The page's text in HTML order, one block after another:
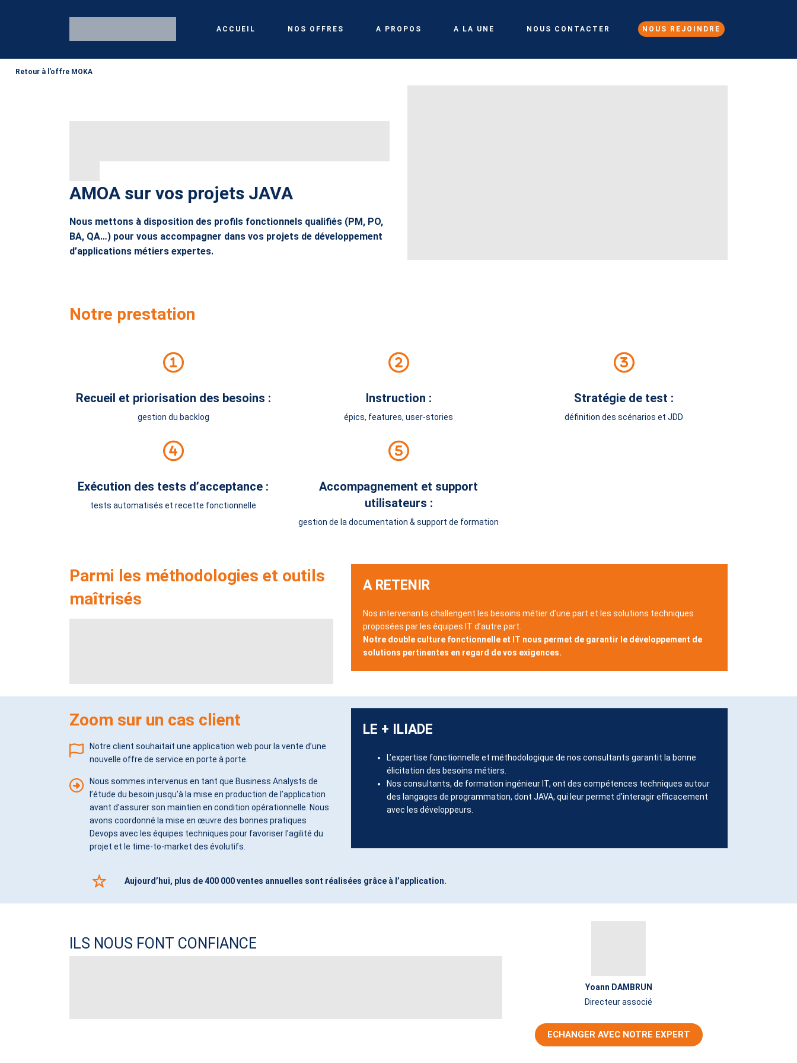
ACCUEIL NOS OFFRES A PROPOS A LA UNE NOUS CONTACTER NOUS REJOINDRE
Retour à l'offre MOKA
AMOA sur vos projets JAVA
Nous mettons à disposition des profils fonctionnels qualifiés (PM, PO,
BA, QA…) pour vous accompagner dans vos projets de développement
d’applications métiers expertes.
Notre prestation
Recueil et priorisation des besoins :
gestion du backlog
Instruction :
épics, features, user-stories
Stratégie de test :
définition des scénarios et JDD
Exécution des tests d’acceptance :
tests automatisés et recette fonctionnelle
Accompagnement et support
utilisateurs :
gestion de la documentation & support de formation
Parmi les méthodologies et outils
maîtrisés
A RETENIR
Nos intervenants challengent les besoins métier d’une part et les solutions techniques
proposées par les équipes IT d’autre part.
Notre double culture fonctionnelle et IT nous permet de garantir le développement de
solutions pertinentes en regard de vos exigences.
Zoom sur un cas client
Notre client souhaitait une application web pour la vente d’une
nouvelle offre de service en porte à porte.
Nous sommes intervenus en tant que Business Analysts de
l’étude du besoin jusqu’à la mise en production de l’application
avant d’assurer son maintien en condition opérationnelle. Nous
avons coordonné la mise en œuvre des bonnes pratiques
Devops avec les équipes techniques pour favoriser l’agilité du
projet et le time-to-market des évolutifs.
LE + ILIADE
L’expertise fonctionnelle et méthodologique de nos consultants garantit la bonne
élicitation des besoins métiers.
Nos consultants, de formation ingénieur IT, ont des compétences techniques autour
des langages de programmation, dont JAVA, qui leur permet d’interagir efficacement
avec les développeurs.
Aujourd’hui, plus de 400 000 ventes annuelles sont réalisées grâce à l’application.
ILS NOUS FONT CONFIANCE
Yoann DAMBRUN
Directeur associé
ECHANGER AVEC NOTRE EXPERT